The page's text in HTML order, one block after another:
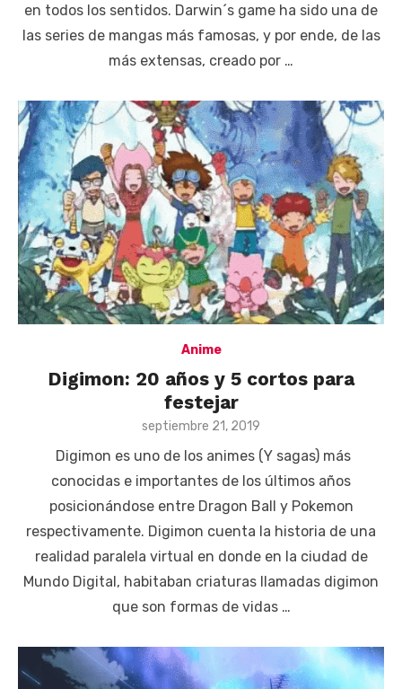
en todos los sentidos. Darwin´s game ha sido una de
las series de mangas más famosas, y por ende, de las
más extensas, creado por …
Anime
Digimon: 20 años y 5 cortos para
festejar
Posted
septiembre 21, 2019
Digimon es uno de los animes (Y sagas) más
conocidas e importantes de los últimos años
posicionándose entre Dragon Ball y Pokemon
respectivamente. Digimon cuenta la historia de una
realidad paralela virtual en donde en la ciudad de
Mundo Digital, habitaban criaturas llamadas digimon
que son formas de vidas …